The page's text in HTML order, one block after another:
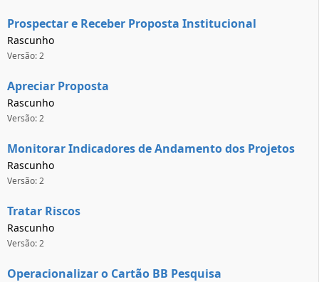
Prospectar e Receber Proposta Institucional
Rascunho
Versão: 2
Apreciar Proposta
Rascunho
Versão: 2
Monitorar Indicadores de Andamento dos Projetos
Rascunho
Versão: 2
Tratar Riscos
Rascunho
Versão: 2
Operacionalizar o Cartão BB Pesquisa